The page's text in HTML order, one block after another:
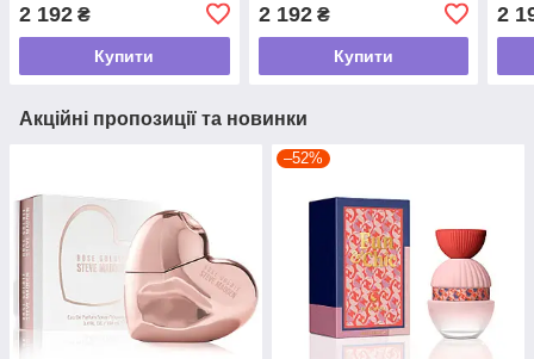
2 192 ₴
Купити
2 192₴
Купити
2
Акційні пропозиції та новинки
–52%